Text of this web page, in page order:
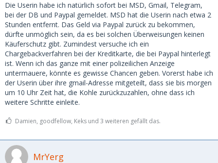
Die Userin habe ich natürlich sofort bei MSD, Gmail, Telegram,
bei der DB und Paypal gemeldet. MSD hat die Userin nach etwa 2
Stunden entfernt. Das Geld via Paypal zurück zu bekommen,
dürfte unmöglich sein, da es bei solchen Überweisungen keinen
Käuferschutz gibt. Zumindest versuche ich ein
Chargebackverfahren bei der Kreditkarte, die bei Paypal hinterlegt
ist. Wenn ich das ganze mit einer polizeilichen Anzeige
untermauere, könnte es gewisse Chancen geben. Vorerst habe ich
der Userin über ihre gmail-Adresse mitgeteilt, dass sie bis morgen
um 10 Uhr Zeit hat, die Kohle zurückzuzahlen, ohne dass ich
weitere Schritte einleite.
Damien, goodfellow, Keks und 3 weiteren gefällt das.
MrYerg